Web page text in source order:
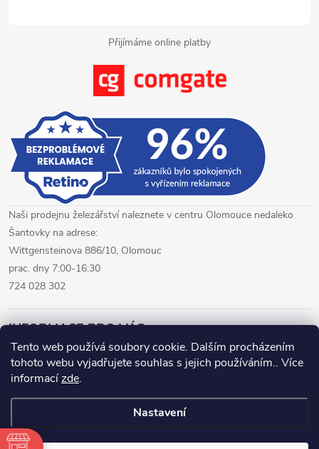
Tento web používá soubory cookie. Dalším procházením
tohoto webu vyjadřujete souhlas s jejich používáním.. Více
informacízde.
Nastavení
Přijímáme online platby
Naši prodejnu železářství naleznete v centru Olomouce nedaleko
Šantovky na adrese:
Wittgensteinova 886/10, Olomouc
prac. dny 7:00-16:30
724 028 302
INFORMACE PRO VÁS
železářství Olomouc
CNC pálení plechů Olomouc
Copyright 2026www.fepro.cz. Všechna práva vyhrazena.